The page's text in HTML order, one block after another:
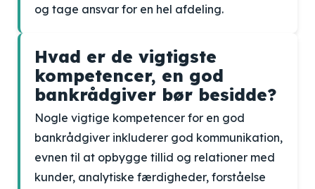
og tage ansvar for en hel afdeling.
Hvad er de vigtigste
kompetencer, en god
bankrådgiver bør besidde?
Nogle vigtige kompetencer for en god
bankrådgiver inkluderer god kommunikation,
evnen til at opbygge tillid og relationer med
kunder, analytiske færdigheder, forståelse